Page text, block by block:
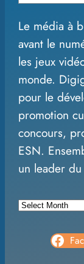
e
a
r
c
h
Le média à
avant le
les jeux
monde.
pour le
promotion
concours,
ESN.
un leader
A